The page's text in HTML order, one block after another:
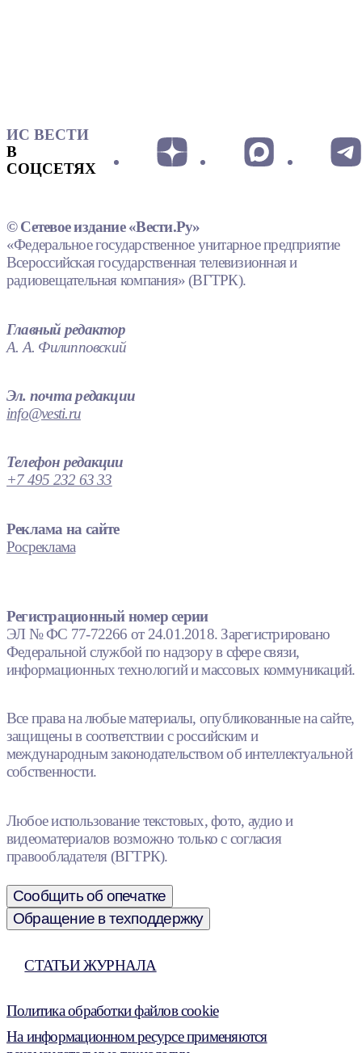
ИС ВЕСТИ
В
СОЦСЕТЯХ
© Сетевое издание «Вести.Ру»
«Федеральное государственное унитарное предприятие
Всероссийская государственная телевизионная и
радиовещательная компания» (ВГТРК).
Главный редактор
А. А. Филипповский
Эл. почта редакции
info@vesti.ru
Телефон редакции
+7 495 232 63 33
Реклама на сайте
Росреклама
Регистрационный номер серии
ЭЛ № ФС 77-72266 от 24.01.2018. Зарегистрировано
Федеральной службой по надзору в сфере связи,
информационных технологий и массовых коммуникаций.
Все права на любые материалы, опубликованные на сайте,
защищены в соответствии с российским и
международным законодательством об интеллектуальной
собственности.
Любое использование текстовых, фото, аудио и
видеоматериалов возможно только с согласия
правообладателя (ВГТРК).
Сообщить об опечатке
Обращение в техподдержку
СТАТЬИ ЖУРНАЛА
Политика обработки файлов cookie
На информационном ресурсе применяются